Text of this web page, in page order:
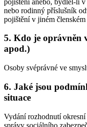
nebo rodinný příslušník
pojištění v jiném
5. Kdo je oprávněn
apod.)
Osoby svéprávné ve
6. Jaké jsou
situace
Vydání rozhodnutí okresní
správy sociálního